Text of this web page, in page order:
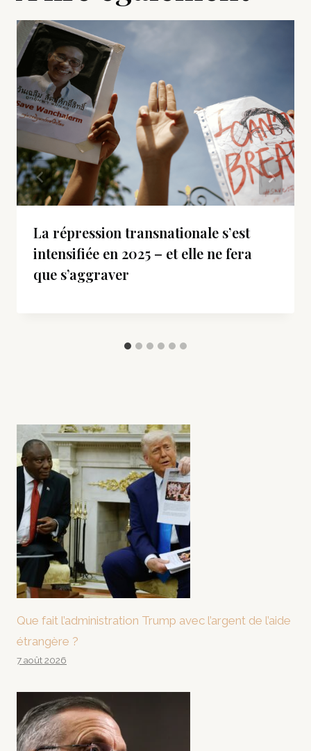
La répression transnationale s’est
intensifiée en 2025 – et elle ne fera
que s’aggraver
Que fait l’administration Trump avec l’argent de l’aide
étrangère ?
7 août 2026